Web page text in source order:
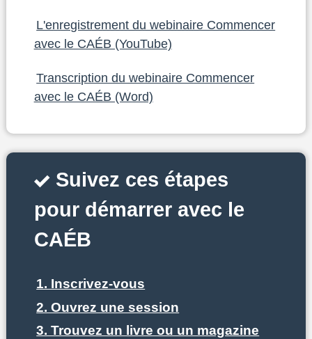
L'enregistrement du webinaire Commencer
avec le CAÉB (YouTube)
Transcription du webinaire Commencer
avec le CAÉB (Word)
Suivez ces étapes
pour démarrer avec le
CAÉB
1. Inscrivez-vous
2. Ouvrez une session
3. Trouvez un livre ou un magazine